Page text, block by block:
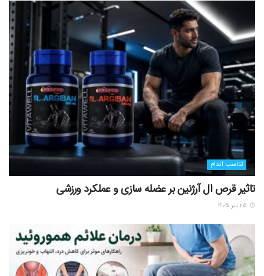
تناسب اندام
تاثیر قرص ال آرژنین بر عضله سازی و عملکرد ورزشی